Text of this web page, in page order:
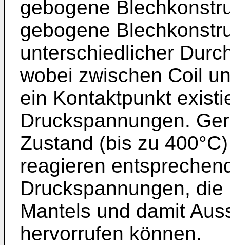
gebogene
gebogene
unterschiedlicher
wobei zwischen Coil
ein Kontaktpunkt
Druckspannungen.
Zustand (bis zu
reagieren
Druckspannungen,
Mantels und damit
hervorrufen können.